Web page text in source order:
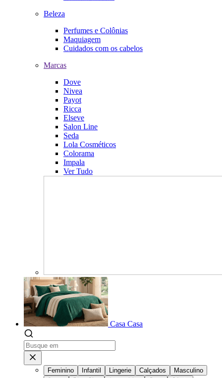
Beleza
Perfumes e Colônias
Maquiagem
Cuidados com os cabelos
Marcas
Dove
Nivea
Payot
Ricca
Elseve
Salon Line
Seda
Lola Cosméticos
Colorama
Impala
Ver Tudo
Casa Casa
Feminino Infantil Lingerie Calçados
Masculino